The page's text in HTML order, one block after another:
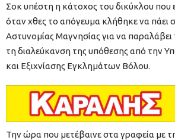
Σοκ υπέστη η κάτοχος του δικύκλου
όταν χθες το απόγευμα κλήθηκε να πάει
Αστυνομίας Μαγνησίας για να
τη διαλεύκανση της υπόθεσης από την
και Εξιχνίασης Εγκλημάτων Βόλου.
Την ώρα που μετέβαινε στα γραφεία με